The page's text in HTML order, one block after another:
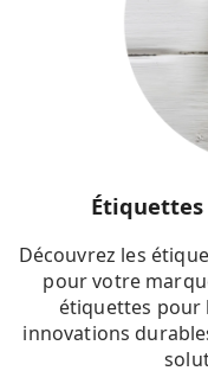
Découvrez les
pour votre
étiquettes pour
innovations